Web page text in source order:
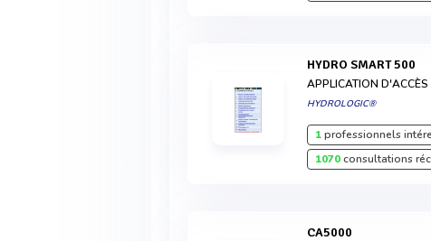
HYDRO SMART 500
APPLICATION
HYDROLOGIC®
1professionnels
1070consultations
CA5000